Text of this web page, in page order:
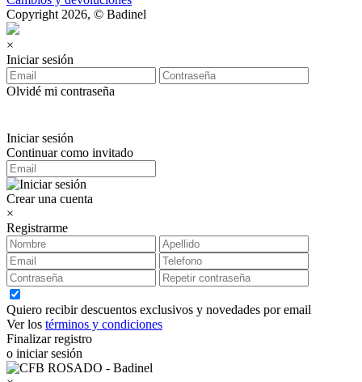
Copyright 2026, © Badinel
×
Iniciar sesión
Olvidé mi contraseña
Iniciar sesión
Continuar como invitado
Crear una cuenta
×
Registrarme
Quiero recibir descuentos exclusivos y novedades por email
Ver los términos y condiciones
Finalizar registro
o iniciar sesión